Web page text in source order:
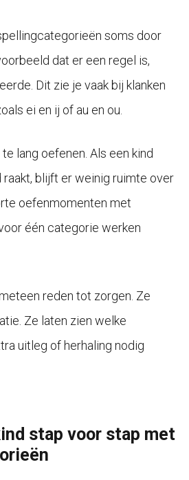
soms door
dat er een regel is,
Dit zie je vaak bij klanken
ei en ij of au en ou.
lang oefenen. Als een kind
blijft er weinig ruimte over
oefenmomenten met
één categorie werken
reden tot zorgen. Ze
Ze laten zien welke
uitleg of herhaling nodig
stap voor stap met